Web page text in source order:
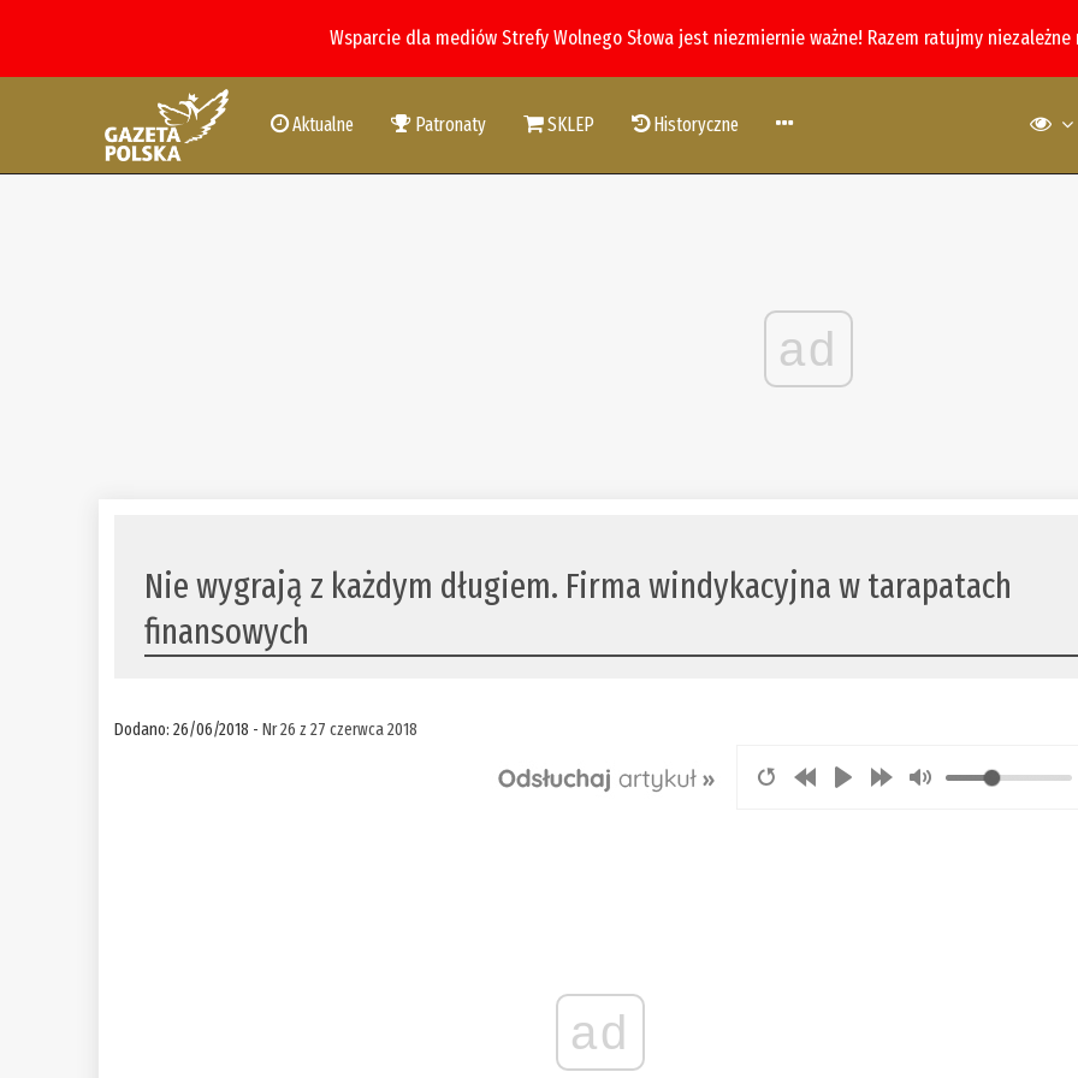
Wsparcie dla mediów Strefy Wolnego Słowa jest niezmiernie ważne! Razem ratujmy
Aktualne Patronaty SKLEP Historyczne
ad
Nie wygrają z każdym długiem. Firma windykacyjna w tarapatach
finansowych
Dodano: 26/06/2018 -Nr 26 z 27 czerwca 2018
ad